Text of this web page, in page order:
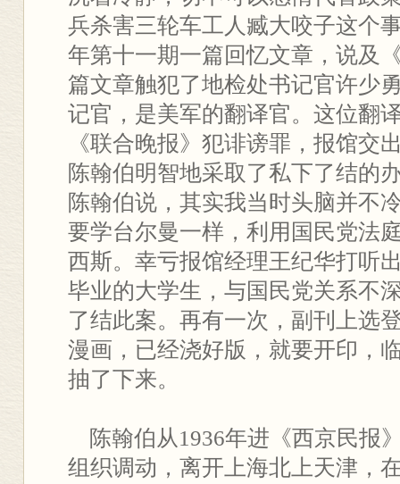
兵杀害三轮车工人臧大咬子这个
年第十一期一篇回忆文章，说及
篇文章触犯了地检处书记官许少
记官，是美军的翻译官。这位翻
《联合晚报》犯诽谤罪，报馆交
陈翰伯明智地采取了私下了结的
陈翰伯说，其实我当时头脑并不
要学台尔曼一样，利用国民党法
西斯。幸亏报馆经理王纪华打听
毕业的大学生，与国民党关系不
了结此案。再有一次，副刊上选
漫画，已经浇好版，就要开印，
抽了下来。
陈翰伯从1936年进《西京民报
组织调动，离开上海北上天津，